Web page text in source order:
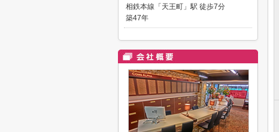
相鉄本線「天王町」駅 徒歩7分
築47年